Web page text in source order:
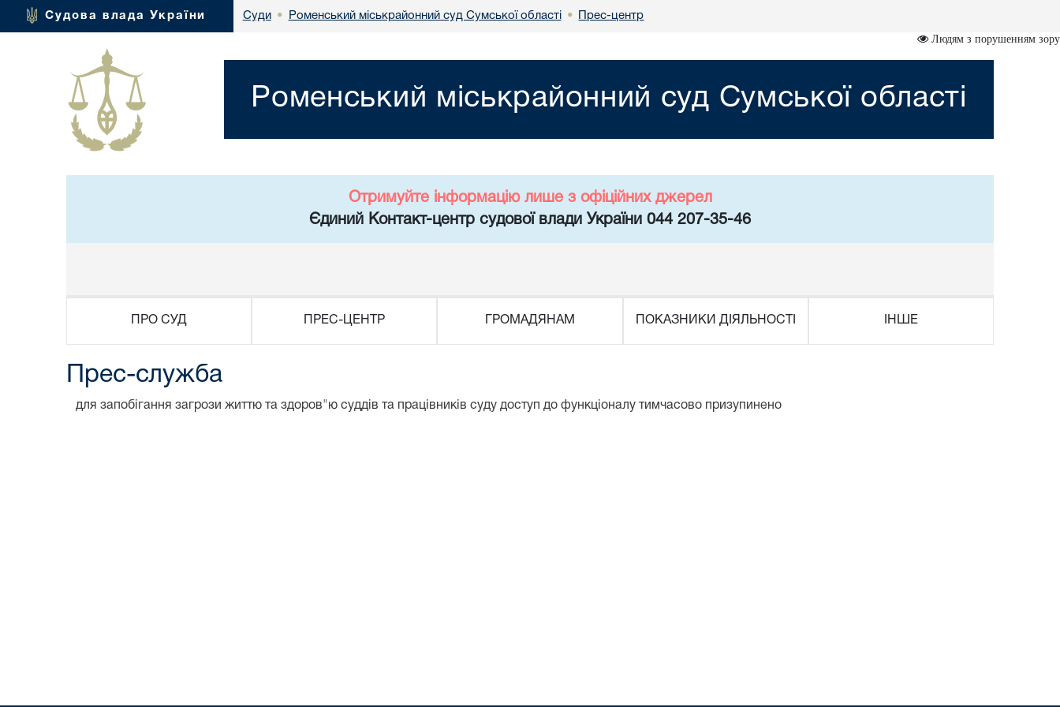
Судова влада України Суди • Роменський міськрайонний суд Сумської області • Прес-центр
Людям з порушенням зору
Роменський міськрайонний суд Сумської області
Отримуйте інформацію лише з офіційних джерел
Єдиний Контакт-центр судової влади України 044 207-35-46
ПРО СУД ПРЕС-ЦЕНТР ГРОМАДЯНАМ ПОКАЗНИКИ ДІЯЛЬНОСТІ ІНШЕ
Прес-служба
для запобігання загрози життю та здоров"ю суддів та працівників суду доступ до функціоналу тимчасово призупинено